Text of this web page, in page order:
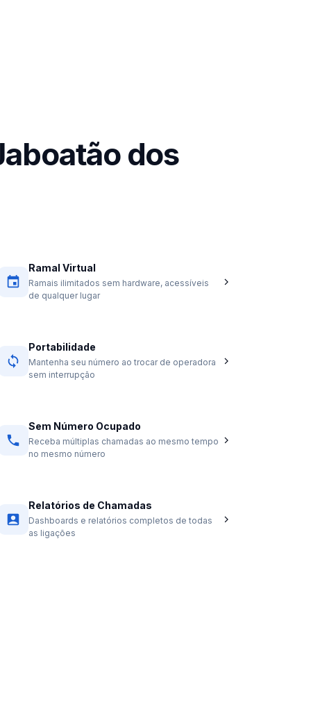
dos
Ramal Virtual
Ramais ilimitados sem hardware, acessíveis
de qualquer lugar
Portabilidade
Mantenha seu número ao trocar de operadora
sem interrupção
Sem Número Ocupado
Receba múltiplas chamadas ao mesmo tempo
no mesmo número
Relatórios de Chamadas
Dashboards e relatórios completos de todas
as ligações